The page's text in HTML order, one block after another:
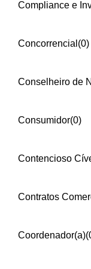
Compliance e
Concorrencial (0)
Conselheiro de
Consumidor(0)
Contencioso
Contratos
Coordenador(a)